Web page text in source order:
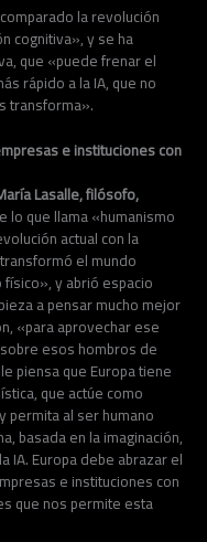
la revolución
cognitiva», y se ha
que «puede frenar el
rápido a la IA, que no
transforma».
e instituciones con
Lasalle, filósofo,
lo que llama «humanismo
actual con la
el mundo
y abrió espacio
a pensar mucho mejor
«para aprovechar ese
esos hombros de
piensa que Europa tiene
que actúe como
permita al ser humano
basada en la imaginación,
IA. Europa debe abrazar el
e instituciones con
que nos permite esta